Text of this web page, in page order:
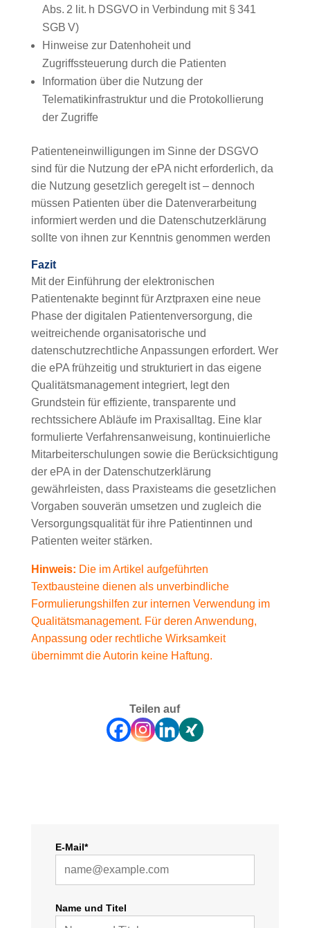
Abs. 2 lit. h DSGVO in Verbindung mit § 341
SGB V)
Hinweise zur Datenhoheit und
Zugriffssteuerung durch die Patienten
Information über die Nutzung der
Telematikinfrastruktur und die Protokollierung
der Zugriffe
Patienteneinwilligungen im Sinne der DSGVO
sind für die Nutzung der ePA nicht erforderlich, da
die Nutzung gesetzlich geregelt ist – dennoch
müssen Patienten über die Datenverarbeitung
informiert werden und die Datenschutz­erklärung
sollte von ihnen zur Kenntnis genommen werden
Fazit
Mit der Einführung der elektronischen
Patientenakte beginnt für Arztpraxen eine neue
Phase der digitalen Patientenversorgung, die
weitreichende organisatorische und
datenschutzrechtliche Anpassungen erfordert. Wer
die ePA frühzeitig und strukturiert in das eigene
Qualitätsmanagement integriert, legt den
Grundstein für effiziente, transparente und
rechtssichere Abläufe im Praxisalltag. Eine klar
formulierte Verfahrensanweisung, kontinuierliche
Mitarbeiterschulungen sowie die Berücksichtigung
der ePA in der Datenschutzerklärung
gewährleisten, dass Praxisteams die gesetzlichen
Vorgaben souverän umsetzen und zugleich die
Versorgungsqualität für ihre Patientinnen und
Patienten weiter stärken.
Hinweis: Die im Artikel aufgeführten
Textbausteine dienen als unverbindliche
Formulierungshilfen zur internen Verwendung im
Qualitätsmanagement. Für deren Anwendung,
Anpassung oder rechtliche Wirksamkeit
übernimmt die Autorin keine Haftung.
Teilen auf
E-Mail*
Name und Titel